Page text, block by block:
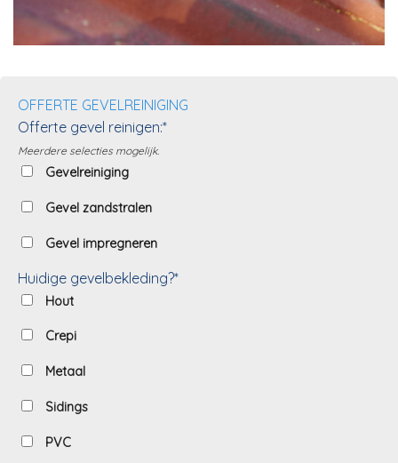
OFFERTE GEVELREINIGING
Offerte gevel reinigen:*
Meerdere selecties mogelijk.
Gevelreiniging
Gevel zandstralen
Gevel impregneren
Huidige gevelbekleding?*
Hout
Crepi
Metaal
Sidings
PVC